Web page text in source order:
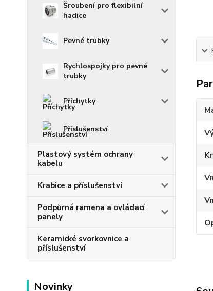
Šroubení pro flexibilní
hadice
Pevné trubky
Rychlospojky pro pevné
trubky
Příchytky
Příslušenství
Plastový systém ochrany
kabelu
Krabice a příslušenství
Podpůrná ramena a ovládací
panely
Keramické svorkovnice a
příslušenství
Novinky